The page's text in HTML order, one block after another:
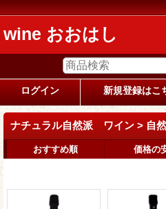
wine おおはし
ログイン 新規登録はこ
ナチュラル自然派 ワイン > 自
おすすめ順 価格の